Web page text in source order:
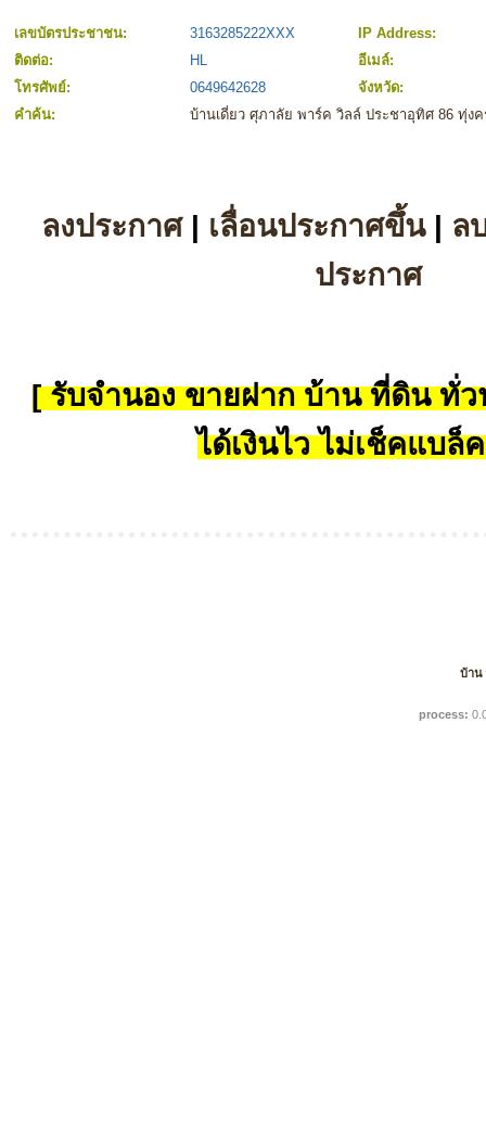
เลขบัตรประชาชน: 3163285222XXX
IP Address:
ติดต่อ:
HL
อีเมล์:
โทรศัพย์:
0649642628
จังหวัด:
คำค้น:
บ้านเดี่ยว ศุภาลัย พาร์ค วิลล์ ประชาอุทิศ 86 ทุ่ง
ลงประกาศ| เลื่อนประกาศขึ้น| ล
ประกาศ
[ รับจำนอง ขายฝาก บ้าน ที่ดิน ทั่ว
ได้เงินไว ไม่เช็คแบล็
บ้าน
process: